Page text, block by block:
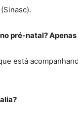
pré-natal?
está